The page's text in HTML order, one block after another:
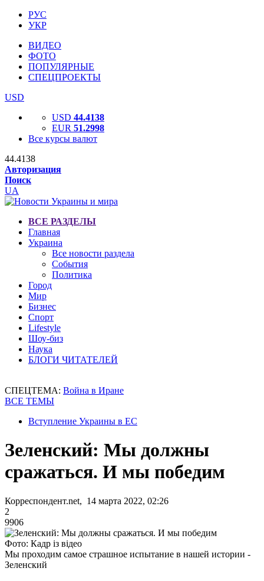
РУС
УКР
ВИДЕО
ФОТО
ПОПУЛЯРНЫЕ
СПЕЦПРОЕКТЫ
USD
USD 44.4138
EUR 51.2998
Все курсы валют
44.4138
Авторизация
Поиск
UA
ВСЕ РАЗДЕЛЫ
Главная
Украина
Все новости раздела
События
Политика
Город
Мир
Бизнес
Спорт
Lifestyle
Шоу-биз
Наука
БЛОГИ ЧИТАТЕЛЕЙ
СПЕЦТЕМА: Война в Иране
ВСЕ ТЕМЫ
Вступление Украины в ЕС
Зеленский: Мы должны
сражаться. И мы победим
Корреспондент.net, 14 марта 2022, 02:26
2
9906
Фото: Кадр із відео
Мы проходим самое страшное испытание в нашей истории -
Зеленский